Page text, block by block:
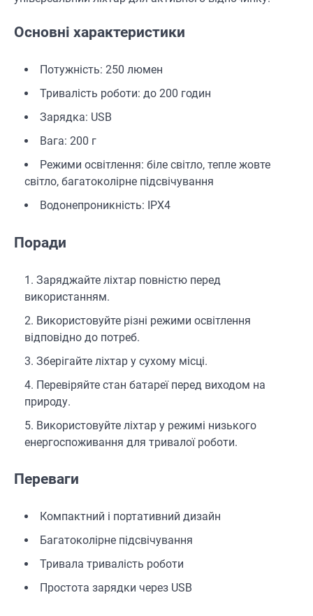
Основні характеристики
Потужність: 250 люмен
Тривалість роботи: до 200 годин
Зарядка: USB
Вага: 200 г
Режими освітлення: біле світло, тепле жовте
світло, багатоколірне підсвічування
Водонепроникність: IPX4
Поради
Заряджайте ліхтар повністю перед
використанням.
Використовуйте різні режими освітлення
відповідно до потреб.
Зберігайте ліхтар у сухому місці.
Перевіряйте стан батареї перед виходом на
природу.
Використовуйте ліхтар у режимі низького
енергоспоживання для тривалої роботи.
Переваги
Компактний і портативний дизайн
Багатоколірне підсвічування
Тривала тривалість роботи
Простота зарядки через USB